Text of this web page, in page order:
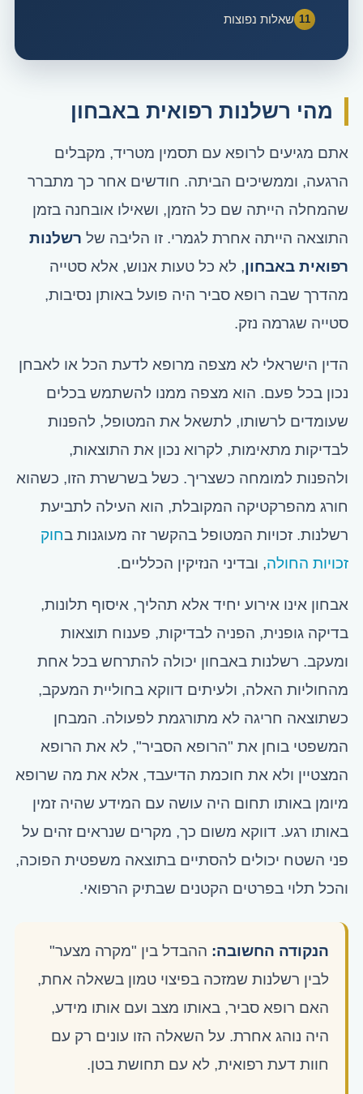
שאלות נפוצות
מהי רשלנות רפואית באבחון
אתם מגיעים לרופא עם תסמין מטריד, מקבלים
הרגעה, וממשיכים הביתה. חודשים אחר כך מתברר
שהמחלה הייתה שם כל הזמן, ושאילו אובחנה בזמן
התוצאה הייתה אחרת לגמרי. זו הליבה של רשלנות
רפואית באבחון, לא כל טעות אנוש, אלא סטייה
מהדרך שבה רופא סביר היה פועל באותן נסיבות,
סטייה שגרמה נזק.
הדין הישראלי לא מצפה מרופא לדעת הכל או לאבחן
נכון בכל פעם. הוא מצפה ממנו להשתמש בכלים
שעומדים לרשותו, לתשאל את המטופל, להפנות
לבדיקות מתאימות, לקרוא נכון את התוצאות,
ולהפנות למומחה כשצריך. כשל בשרשרת הזו, כשהוא
חורג מהפרקטיקה המקובלת, הוא העילה לתביעת
רשלנות. זכויות המטופל בהקשר זה מעוגנות בחוק
זכויות החולה, ובדיני הנזיקין הכלליים.
אבחון אינו אירוע יחיד אלא תהליך, איסוף תלונות,
בדיקה גופנית, הפניה לבדיקות, פענוח תוצאות
ומעקב. רשלנות באבחון יכולה להתרחש בכל אחת
מהחוליות האלה, ולעיתים דווקא בחוליית המעקב,
כשתוצאה חריגה לא מתורגמת לפעולה. המבחן
המשפטי בוחן את "הרופא הסביר", לא את הרופא
המצטיין ולא את חוכמת הדיעבד, אלא את מה שרופא
מיומן באותו תחום היה עושה עם המידע שהיה זמין
באותו רגע. דווקא משום כך, מקרים שנראים זהים על
פני השטח יכולים להסתיים בתוצאה משפטית הפוכה,
והכל תלוי בפרטים הקטנים שבתיק הרפואי.
הנקודה החשובה: ההבדל בין "מקרה מצער"
לבין רשלנות שמזכה בפיצוי טמון בשאלה אחת,
האם רופא סביר, באותו מצב ועם אותו מידע,
היה נוהג אחרת. על השאלה הזו עונים רק עם
חוות דעת רפואית, לא עם תחושת בטן.